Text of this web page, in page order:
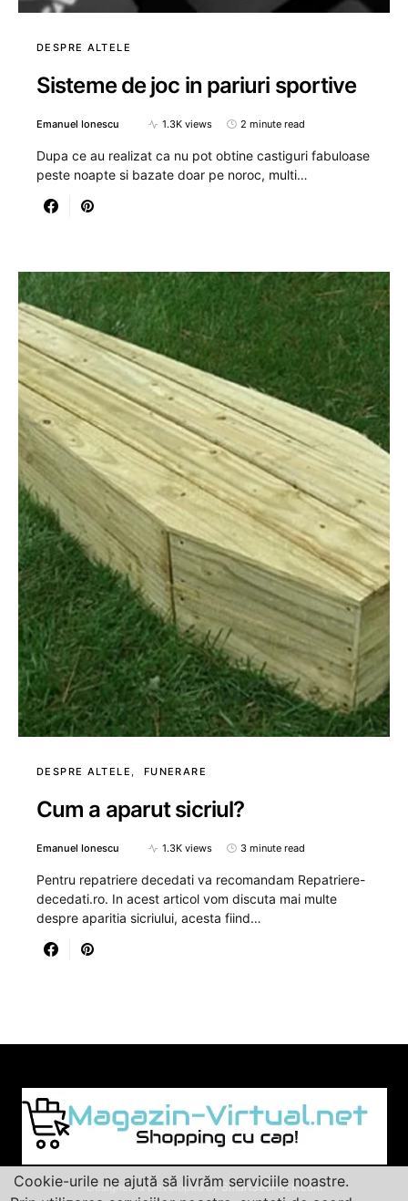
DESPRE ALTELE
Sisteme de joc in pariuri sportive
Emanuel Ionescu 1.3K views 2 minute read
Dupa ce au realizat ca nu pot obtine castiguri fabuloase
peste noapte si bazate doar pe noroc, multi…
DESPRE ALTELE FUNERARE
Cum a aparut sicriul?
Emanuel Ionescu 1.3K views 3 minute read
Pentru repatriere decedati va recomandam Repatriere-
decedati.ro. In acest articol vom discuta mai multe
despre aparitia sicriului, acesta fiind…
Designed & Developed by SmartSeoPack.com
Cookie-urile ne ajută să livrăm serviciile noastre.